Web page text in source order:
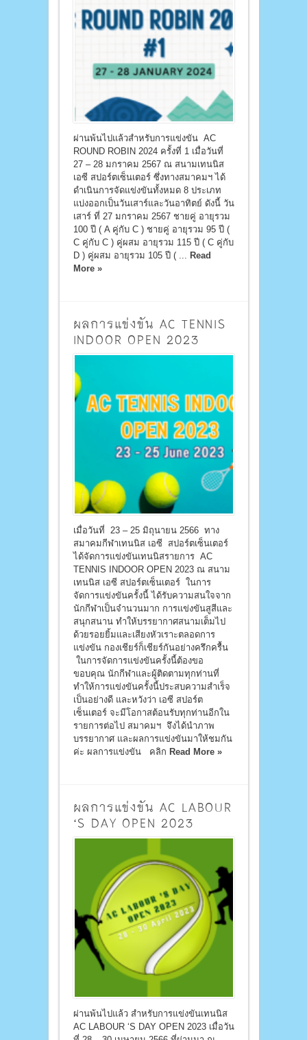
ผ่านพ้นไปแล้วสำหรับการแข่งขัน AC
ROUND ROBIN 2024 ครั้งที่ 1 เมื่อวันที่
27 – 28 มกราคม 2567 ณ สนามเทนนิส
เอซี สปอร์ตเซ็นเตอร์ ซึ่งทางสมาคมฯ ได้
ดำเนินการจัดแข่งขันทั้งหมด 8 ประเภท
แบ่งออกเป็นวันเสาร์และวันอาทิตย์ ดังนี้ วัน
เสาร์ ที่ 27 มกราคม 2567 ชายคู่ อายุรวม
100 ปี ( A คู่กับ C ) ชายคู่ อายุรวม 95 ปี (
C คู่กับ C ) คู่ผสม อายุรวม 115 ปี ( C คู่กับ
D ) คู่ผสม อายุรวม 105 ปี ( ... Read
More »
ผลการแข่งขัน AC TENNIS
INDOOR OPEN 2023
เมื่อวันที่ 23 – 25 มิถุนายน 2566 ทาง
สมาคมกีฬาเทนนิส เอซี สปอร์ตเซ็นเตอร์
ได้จัดการแข่งขันเทนนิสรายการ AC
TENNIS INDOOR OPEN 2023 ณ สนาม
เทนนิส เอซี สปอร์ตเซ็นเตอร์ ในการ
จัดการแข่งขันครั้งนี้ ได้รับความสนใจจาก
นักกีฬาเป็นจำนวนมาก การแข่งขันสูสีและ
สนุกสนาน ทำให้บรรยากาศสนามเต็มไป
ด้วยรอยยิ้มและเสียงหัวเราะตลอดการ
แข่งขัน กองเชียร์ก็เชียร์กันอย่างครึกครื้น
ในการจัดการแข่งขันครั้งนี้ต้องขอ
ขอบคุณ นักกีฬาและผู้ติดตามทุกท่านที่
ทำให้การแข่งขันครั้งนี้ประสบความสำเร็จ
เป็นอย่างดี และหวังว่า เอซี สปอร์ต
เซ็นเตอร์ จะมีโอกาสต้อนรับทุกท่านอีกใน
รายการต่อไป สมาคมฯ จึงได้นำภาพ
บรรยากาศ และผลการแข่งขันมาให้ชมกัน
ค่ะ ผลการแข่งขัน คลิก Read More »
ผลการแข่งขัน AC LABOUR
‘S DAY OPEN 2023
ผ่านพ้นไปแล้ว สำหรับการแข่งขันเทนนิส
AC LABOUR ‘S DAY OPEN 2023 เมื่อวัน